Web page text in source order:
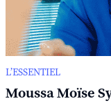
L’ESSENTIEL
Moussa Moïse